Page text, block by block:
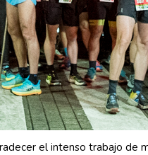
el intenso trabajo de